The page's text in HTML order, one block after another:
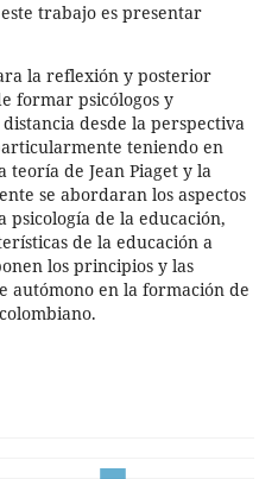
trabajo es presentar
la reflexión y posterior
formar psicólogos y
desde la perspectiva
teniendo en
teoría de Jean Piaget y la
se abordaran los aspectos
psicología de la educación,
de la educación a
los principios y las
autómono en la formación de